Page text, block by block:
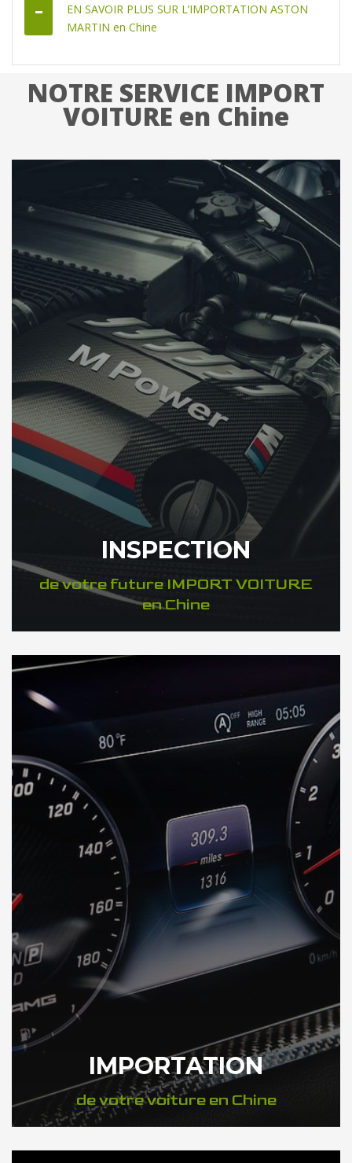
EN SAVOIR PLUS SUR L’IMPORTATION ASTON
MARTIN en Chine
NOTRE SERVICE IMPORT
VOITURE en Chine
INSPECTION
de votre future IMPORT VOITURE
en Chine
DÉCOUVREZ VOTRE INSPECTION AUTO en Chine
IMPORTATION
de votre voiture en Chine